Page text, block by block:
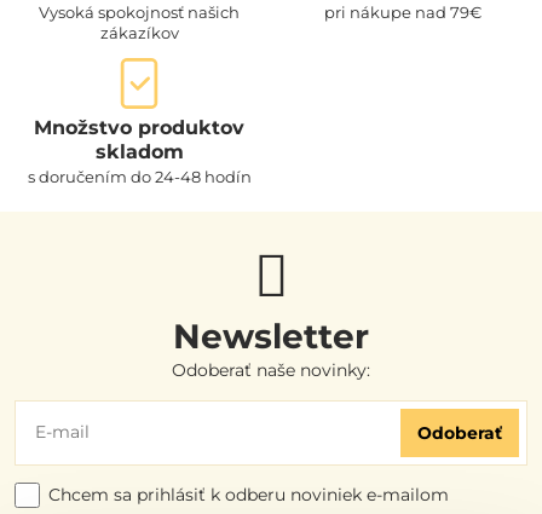
Vysoká spokojnosť našich
zákazíkov
pri nákupe nad 79€
Množstvo produktov
skladom
s doručením do 24-48 hodín
Newsletter
Odoberať naše novinky:
Odoberať
Chcem sa prihlásiť k odberu noviniek e-mailom